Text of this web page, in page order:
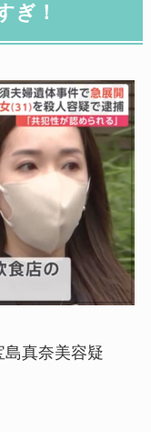
ぎ！
真奈美容疑